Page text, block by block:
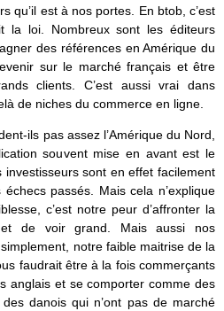
qu’il est à nos portes. En btob, c’est
la loi. Nombreux sont les éditeurs
des références en Amérique du
sur le marché français et être
clients. C’est aussi vrai dans
de niches du commerce en ligne.
ils pas assez l’Amérique du Nord,
souvent mise en avant est le
sont en effet facilement
passés. Mais cela n’explique
c’est notre peur d’affronter la
et de voir grand. Mais aussi nos
notre faible maitrise de la
faudrait être à la fois commerçants
anglais et se comporter comme des
danois qui n’ont pas de marché